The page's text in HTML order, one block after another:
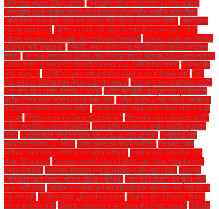
ব্যক্তিদের প্রবেশ নিষিদ্ধ করছে" "যুক্তরাষ্ট্র অবৈধ বাংলাদেশিদের ফেরত পাঠাবে"
"যুক্তরাষ্ট্র থেকে সামরিক বিমানে দেশে ফিরলেন নথিপত্রহীন ভারতীয় অভিবাসীরা"
"রাজনৈতিক দলের কাছ থেকে নাম চেয়েছে ইসি গঠনের অনুসন্ধান কমিটি" "রাজনৈতিক
বক্তব্য এড়াতে চাই "রাশিফল ২০২৪: এই বছরে আপনার জীবন কেমন হতে পারে"
"রাশেদ খান মেনন ও তাঁর স্ত্রীর বিদেশে যাত্রায় নিষেধাজ্ঞা" "রাহুলের তুলনায় বড় ব্যবধানে
ওয়েনাডে জয়ী প্রিয়াঙ্কা" "রিজভী: ভারত বাংলাদেশের সার্বভৌমত্বে সরাসরি হস্তক্ষেপ
করছে" "রূপগঞ্জে ডাকাতদের হামলায় ঢাকা বিশ্ববিদ্যালয়ের ছাত্রের চোখে গুরুতর আঘাত"
"রেকর্ড মুনাফা ও লভ্যাংশ: শেয়ারধারীদের জন্য ৯৭৫ কোটি টাকার ঘোষণা" "রেস্তোরাঁয়
ভ্যাট বাড়ছে না "রৌমারীতে কৃষক সমাবেশে হামলার নিন্দা জানালো গণতন্ত্র মঞ্চ" "লাঠি
দিয়ে ভর দিয়ে টিসিবির ট্রাক খুঁজছেন বিল্লাল সরদার" "লিভারপুল কখন চ্যাম্পিয়ন হবে?"
"শত বছর আগে ঢাকায় ইফতার ও সাহ্‌রি" "শহীদ বুদ্ধিজীবী শামসুজ্জোহার মৃত্যুদিবসকে
জাতীয় শিক্ষক দিবস হিসেবে ঘোষণা করার দাবি" "শহীদ মিনারে ৬ দফা দাবিতে চাকরিচ্যুত
বিডিআর সদস্যদের অবস্থান ধর্মঘট" "শাহবাগে শহীদ পরিবারের সদস্যদের সাড়ে ৫ ঘণ্টা
অবরোধ "শিশুদের জন্য ফ্লু টিকার প্রয়োজনীয়তা" "শিশুর দাঁত নড়লে কী করতে হবে?"
"শীতে ব্যাডমিন্টন খেলার উপকারিতা" "শেখ হাসিনাকে থামাতে ঢাকায় ভারতীয় দূতাবাসে
তলব" "শেয়ারবাজারে মূলধনি মুনাফার কর ১৫% এ নেমে এসেছে" "শ্রমিকেরা দাবি
করছেন অতিরিক্ত ১০ শতাংশ "সবুজ আপেলের নানা উপকারিতা" "সংযুক্ত আরব
আমিরাত সফর শেষে দেশে ফিরলেন প্রধান উপদেষ্টা" "সরকার প্রতি ডজন ডিম ১৩০
টাকায় বিক্রি করবে" "সরকারের আওয়ামী লীগকে নিষিদ্ধ করার কোনো পরিকল্পনা নেই:
প্রধান উপদেষ্টা" "সংস্কার কমিশনের সুপারিশের বিরুদ্ধে ইসি পাঠাল চিঠি" "সংস্কার
প্রস্তাবের আগে নির্বাচন কমিশন গঠনের প্রক্রিয়া" "সাত মাসে বিদেশি ঋণ বৃদ্ধি পেয়ে
৩৯৪ কোটি ডলার "সামরিক তৎপরতার মুখে জাপোরিঝঝিয়াতে পরিদর্শনে ব্যর্থ আইএইএর
পর্যবেক্ষকেরা" "সিটিকে আরও ডুবিয়ে সালাহ বললেন "সিরামিক শিল্প মালিকদের গ্যাসের
দাম না বাড়ানোর দাবি" "সিরিয়ায় আইএসের পুনরুত্থানের ঝুঁকি দ্বিগুণ হয়েছে" "সিরিয়ায়